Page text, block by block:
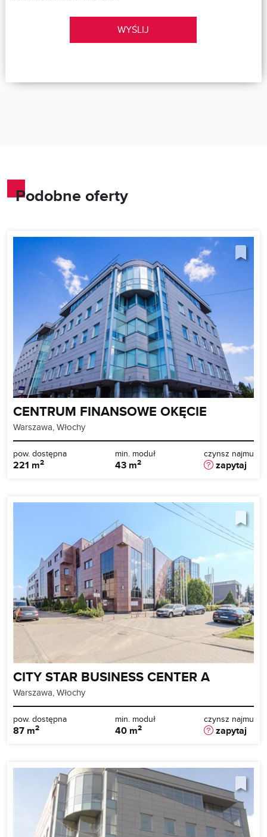
WYŚLIJ
Podobne oferty
CENTRUM FINANSOWE OKĘCIE
Warszawa, Włochy
pow. dostępna
221 m2
min. moduł
43 m2
czynsz najmu
zapytaj
CITY STAR BUSINESS CENTER A
Warszawa, Włochy
pow. dostępna
87 m2
min. moduł
40 m2
czynsz najmu
zapytaj